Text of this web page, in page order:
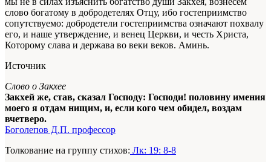
слово богатому в добродетелях Отцу, ибо гостеприимство
сопутствуемо: добродетели гостеприимства означают похвалу
его, и наше утверждение, и венец Церкви, и честь Христа,
Которому слава и держава во веки веков. Аминь.
Источник
Слово о Закхее
Закхей же, став, сказал Господу: Господи! половину имения
моего я отдам нищим, и, если кого чем обидел, воздам
вчетверо.
Боголепов Д.П. профессор
Толкование на группу стихов: Лк: 19: 8-8